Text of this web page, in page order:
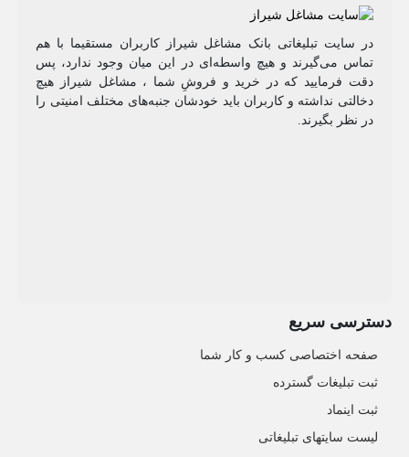
در سایت تبلیغاتی بانک مشاغل شیراز کاربران مستقیما با هم
تماس می‌گیرند و هیچ واسطه‌ای در این میان وجود ندارد، پس
دقت فرمایید که در خرید و فروشِ شما ، مشاغل شیراز هیچ
دخالتی نداشته و کاربران باید خودشان جنبه‌های مختلف امنیتی را
در نظر بگیرند.
دسترسی سریع
صفحه اختصاصی کسب و کار شما
ثبت تبلیغات گسترده
ثبت اینماد
لیست سایتهای تبلیغاتی